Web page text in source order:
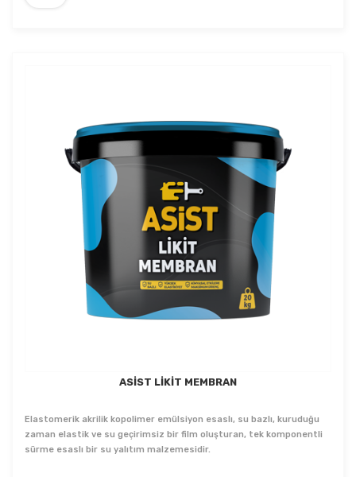
ASİST LİKİT MEMBRAN
Elastomerik akrilik kopolimer emülsiyon esaslı, su bazlı, kuruduğu
zaman elastik ve su geçirimsiz bir film oluşturan, tek komponentli
sürme esaslı bir su yalıtım malzemesidir.